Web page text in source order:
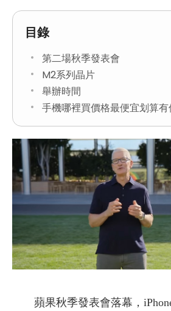
目錄
第二場秋季發表會
M2系列晶片
舉辦時間
手機哪裡買價格最便宜划算有
蘋果秋季發表會落幕，